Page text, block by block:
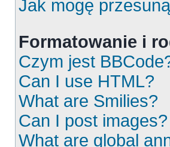
Jak mogę
Formatowanie i
Czym jest
Can I use HTML?
What are Smilies?
Can I post images?
What are global